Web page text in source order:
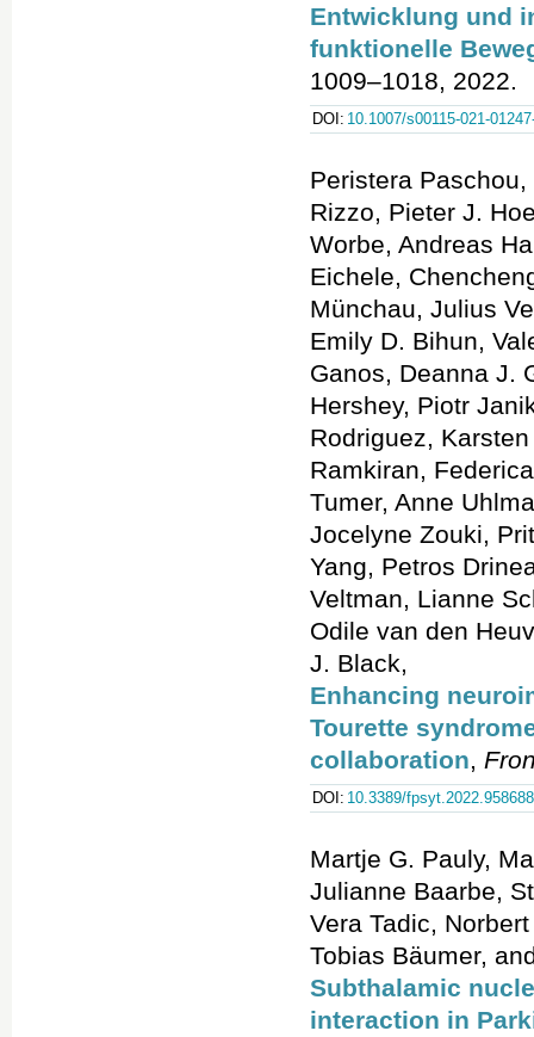
Entwicklung und
funktionelle
1009–1018, 2022.
DOI: 10.1007/s00115-021-
Peristera
Rizzo, Pieter J.
Worbe, Andreas
Eichele,
Münchau, Julius
Emily D. Bihun,
Ganos, Deanna J.
Hershey, Piotr
Rodriguez,
Ramkiran,
Tumer, Anne
Jocelyne Zouki,
Yang, Petros
Veltman, Lianne
Odile van den
J. Black,
Enhancing
Tourette
collaboration,
DOI: 10.3389/fpsyt.2022.958688
Martje G. Pauly,
Julianne Baarbe,
Vera Tadic,
Tobias Bäumer,
Subthalamic
interaction in